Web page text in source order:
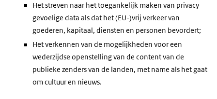
Het streven naar het toegankelijk maken van privacy
gevoelige data als dat het (EU-)vrij verkeer van
goederen, kapitaal, diensten en personen bevordert;
Het verkennen van de mogelijkheden voor een
wederzijdse openstelling van de content van de
publieke zenders van de landen, met name als het gaat
om cultuur en nieuws.